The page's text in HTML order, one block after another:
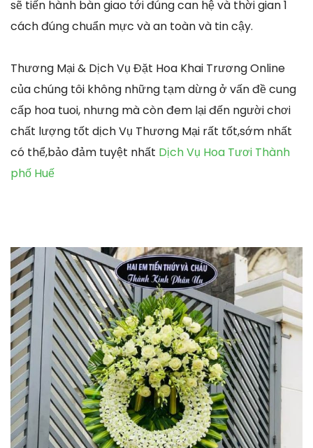
sẽ tiến hành bàn giao tới đúng can hệ và thời gian 1
cách đúng chuẩn mực và an toàn và tin cậy.
Thương Mại & Dịch Vụ Đặt Hoa Khai Trương Online
của chúng tôi không những tạm dừng ở vấn đề cung
cấp hoa tuoi, nhưng mà còn đem lại đến người chơi
chất lượng tốt dịch Vụ Thương Mại rất tốt,sớm nhất
có thể,bảo đảm tuyệt nhất Dịch Vụ Hoa Tươi Thành
phố Huế